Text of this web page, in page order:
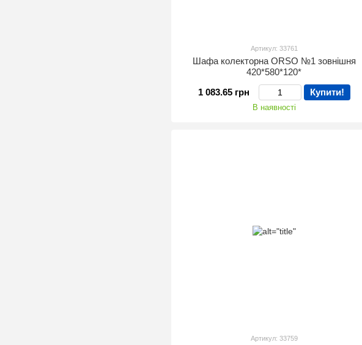
Артикул: 33761
Шафа колекторна ORSO №1 зовнішня
420*580*120*
1 083.65 грн
Купити!
В наявності
Артикул: 33759